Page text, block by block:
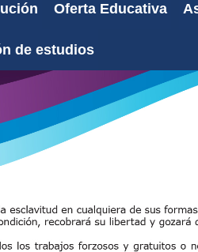
Oferta Educativa
de estudios